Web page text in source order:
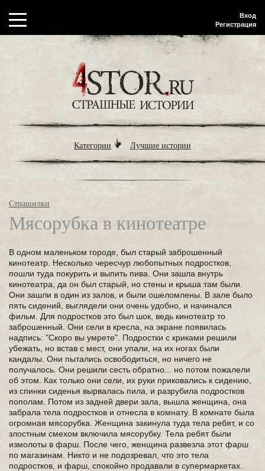
Вход
Регистрация
Категории Лучшие истории
Страшилки
Мясорубка в кинотеатре
В одном маленьком городе, был старый заброшенный
кинотеатр. Несколько чересчур любопытных подростков,
пошли туда покурить и выпить пива. Они зашла внутрь
кинотеатра, да он был старый, но стены и крыша там были.
Они зашли в один из залов, и были ошеломлены. В зале было
пять сидений, выглядели они очень удобно, и начинался
фильм. Для подростков это был шок, ведь кинотеатр то
заброшенный. Они сели в кресла, на экране появилась
надпись: "Скоро вы умрете". Подростки с криками решили
убежать, но встав с мест, они упали, на их ногах были
кандалы. Они пытались освободиться, но ничего не
получалось. Они решили сесть обратно... но потом пожалели
об этом. Как только они сели, их руки приковались к сидению,
из спинки сиденья вырвалась пила, и разрубила подростков
пополам. Потом из задней двери зала, вышла женщина, она
забрала тела подростков и отнесла в комнату. В комнате была
огромная мясорубка. Женщина закинула туда тела ребят, и со
злостным смехом включила мясорубку. Тела ребят были
измолоты в фарш. После чего, женщина развезла этот фарш
по магазинам. Никто и не подозревал, что это тела
подростков, и фарш, спокойно продавали в супермаркетах.